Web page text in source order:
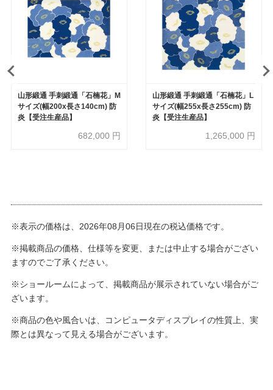
山形緞通 手刺緞通「石楠花」M
サイズ(幅200x長さ140cm) 防
炎【受注生産品】
682,000 円
山形緞通 手刺緞通「石楠花」L
サイズ(幅255x長さ255cm) 防
炎【受注生産品】
1,265,000 円
※表示の価格は、2026年08月06日現在の税込価格です。
※掲載商品の価格、仕様等を変更、または中止する場合がござい
ますのでご了承ください。
※ショールームによって、掲載商品が展示されていない場合がご
ざいます。
※商品の色や風合いは、コンピュータディスプレイの性質上、実
際とは異なって見える場合がございます。